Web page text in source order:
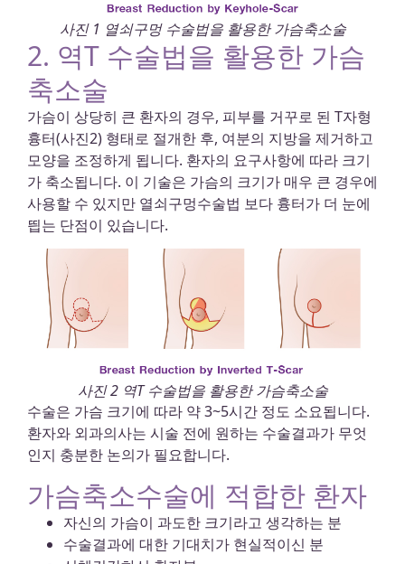
사진 1 열쇠구멍 수술법을 활용한 가슴축소술
2. 역T 수술법을 활용한 가슴
축소술
가슴이 상당히 큰 환자의 경우, 피부를 거꾸로 된 T자형
흉터(사진2) 형태로 절개한 후, 여분의 지방을 제거하고
모양을 조정하게 됩니다. 환자의 요구사항에 따라 크기
가 축소됩니다. 이 기술은 가슴의 크기가 매우 큰 경우에
사용할 수 있지만 열쇠구멍수술법 보다 흉터가 더 눈에
띕는 단점이 있습니다.
사진 2 역T 수술법을 활용한 가슴축소술
수술은 가슴 크기에 따라 약 3~5시간 정도 소요됩니다.
환자와 외과의사는 시술 전에 원하는 수술결과가 무엇
인지 충분한 논의가 필요합니다.
가슴축소수술에 적합한 환자
자신의 가슴이 과도한 크기라고 생각하는 분
수술결과에 대한 기대치가 현실적이신 분